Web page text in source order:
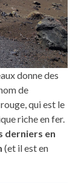
donne des
de
qui est le
riche en fer.
derniers en
(et il est en